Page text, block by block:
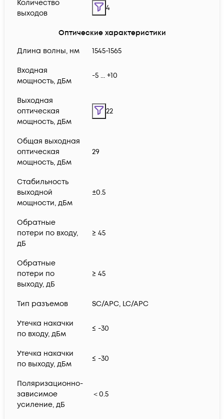
Количество
выходов
4
Оптические характеристики
Длина волны, нм
1545-1565
Входная
мощность, дБм
-5 ... +10
Выходная
оптическая
мощность, дБм
22
Общая выходная
оптическая
мощность, дБм
29
Стабильность
выходной
мощности, дБм
±0.5
Обратные
потери по входу,
дБ
≥ 45
Обратные
потери по
выходу, дБ
≥ 45
Тип разъемов SC/APC, LC/APC
Утечка накачки
по входу, дБм
≤ -30
Утечка накачки
по выходу, дБм
≤ -30
Поляризационно-
зависимое
усиление, дБ
＜0.5